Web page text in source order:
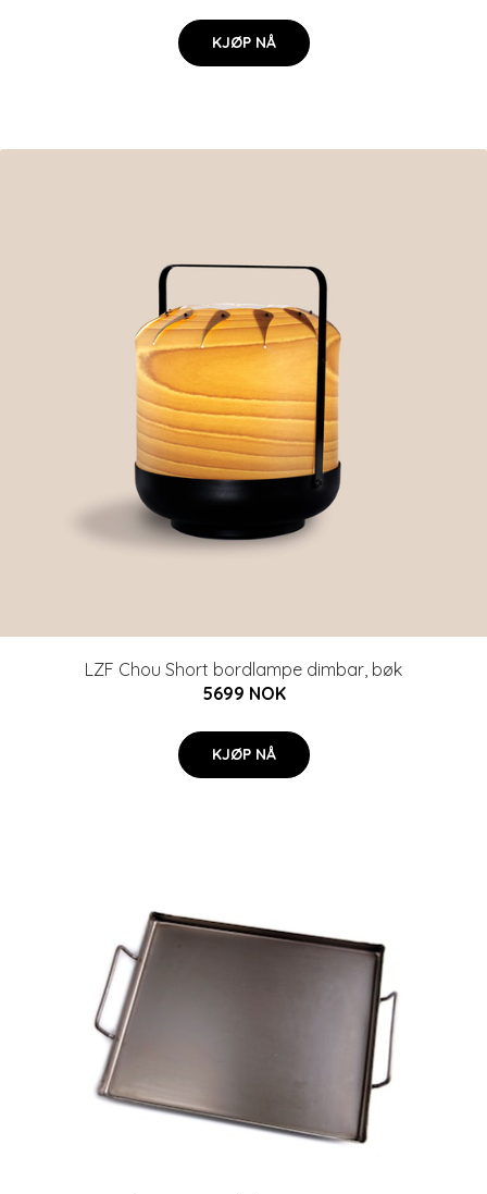
KJØP NÅ
LZF Chou Short bordlampe dimbar, bøk
5699 NOK
KJØP NÅ